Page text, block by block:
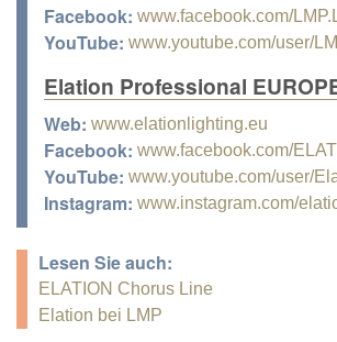
Facebook: www.facebook.com/
YouTube: www.youtube.com/user/
Elation Professional
Web: www.elationlighting.eu
Facebook: www.facebook.com/
YouTube: www.youtube.com/user/
Instagram: www.instagram.com/
Lesen Sie auch:
ELATION Chorus Line
Elation bei LMP